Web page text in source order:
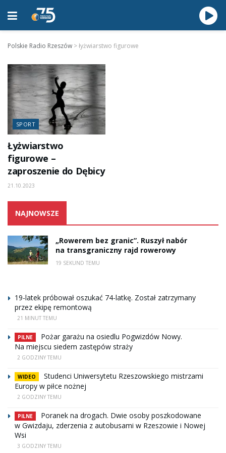
Polskie Radio Rzeszów >łyżwiarstwo figurowe
SPORT
Łyżwiarstwo
figurowe –
zaproszenie do Dębicy
21.10.2023
NAJNOWSZE
„Rowerem bez granic”. Ruszył nabór
na transgraniczny rajd rowerowy
19 SEKUND TEMU
19-latek próbował oszukać 74-latkę. Został zatrzymany
przez ekipę remontową
21 MINUT TEMU
PILNE
Pożar garażu na osiedlu Pogwizdów Nowy.
Na miejscu siedem zastępów straży
2 GODZINY TEMU
WIDEO
Studenci Uniwersytetu Rzeszowskiego mistrzami
Europy w piłce nożnej
2 GODZINY TEMU
PILNE
Poranek na drogach. Dwie osoby poszkodowane
w Gwizdaju, zderzenia z autobusami w Rzeszowie i Nowej
Wsi
3 GODZINY TEMU